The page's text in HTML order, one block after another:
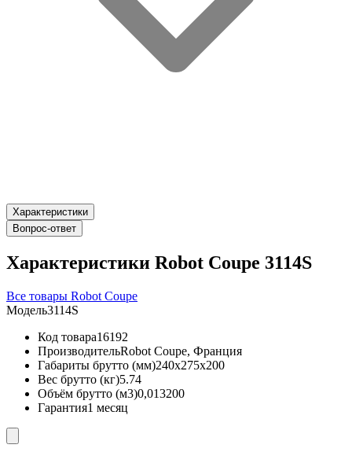
Характеристики
Вопрос-ответ
Характеристики Robot Coupe 3114S
Все товары Robot Coupe
Модель3114S
Код товара16192
ПроизводительRobot Coupe, Франция
Габариты брутто (мм)240x275x200
Вес брутто (кг)5.74
Объём брутто (м3)0,013200
Гарантия1 месяц